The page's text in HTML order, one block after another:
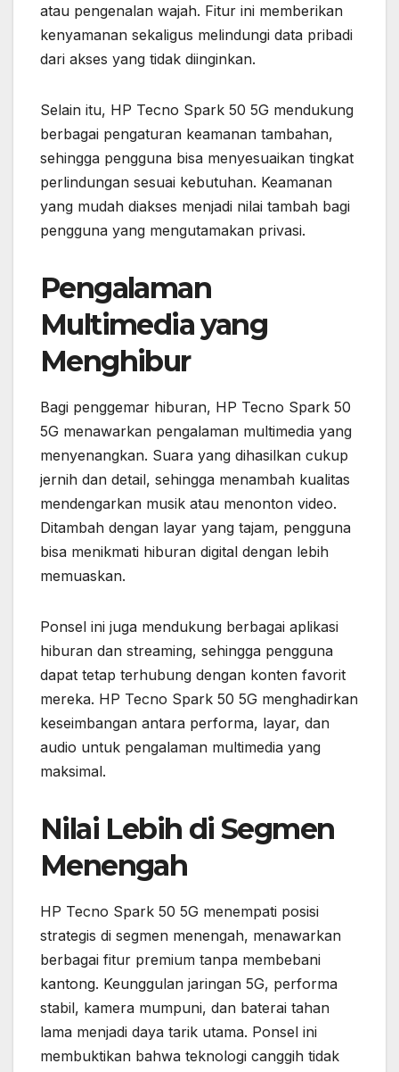
atau pengenalan wajah. Fitur ini memberikan
kenyamanan sekaligus melindungi data pribadi
dari akses yang tidak diinginkan.
Selain itu, HP Tecno Spark 50 5G mendukung
berbagai pengaturan keamanan tambahan,
sehingga pengguna bisa menyesuaikan tingkat
perlindungan sesuai kebutuhan. Keamanan
yang mudah diakses menjadi nilai tambah bagi
pengguna yang mengutamakan privasi.
Pengalaman
Multimedia yang
Menghibur
Bagi penggemar hiburan, HP Tecno Spark 50
5G menawarkan pengalaman multimedia yang
menyenangkan. Suara yang dihasilkan cukup
jernih dan detail, sehingga menambah kualitas
mendengarkan musik atau menonton video.
Ditambah dengan layar yang tajam, pengguna
bisa menikmati hiburan digital dengan lebih
memuaskan.
Ponsel ini juga mendukung berbagai aplikasi
hiburan dan streaming, sehingga pengguna
dapat tetap terhubung dengan konten favorit
mereka. HP Tecno Spark 50 5G menghadirkan
keseimbangan antara performa, layar, dan
audio untuk pengalaman multimedia yang
maksimal.
Nilai Lebih di Segmen
Menengah
HP Tecno Spark 50 5G menempati posisi
strategis di segmen menengah, menawarkan
berbagai fitur premium tanpa membebani
kantong. Keunggulan jaringan 5G, performa
stabil, kamera mumpuni, dan baterai tahan
lama menjadi daya tarik utama. Ponsel ini
membuktikan bahwa teknologi canggih tidak